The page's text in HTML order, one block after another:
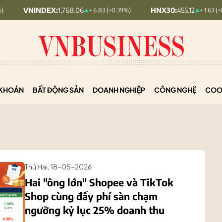
1,768.06 + 6.83 (+0.39%) HNX30:455.12 + 1.63 (+0.36%)
BẤT ĐỘNG SẢN DOANH NGHIỆP CÔNG NGHỆ
Thứ Hai, 18-05-2026
Hai "ông lớn" Shopee và TikTok
Shop cùng đẩy phí sàn chạm
ngưỡng kỷ lục 25% doanh thu